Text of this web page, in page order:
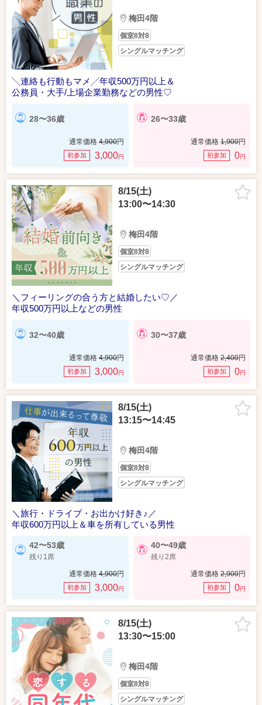
梅田4階
個室8対8
シングルマッチング
╲連絡も行動もマメ╱年収500万円以上＆
公務員・大手/上場企業勤務などの男性♡
28〜36歳
通常価格 4,900円
初参加 3,000円
26〜33歳
通常価格 1,900円
初参加 0円
8/15(土)
13:00〜14:30
梅田4階
個室8対8
シングルマッチング
＼フィーリングの合う方と結婚したい♡／
年収500万円以上などの男性
32〜40歳
通常価格 4,900円
初参加 3,000円
30〜37歳
通常価格 2,400円
初参加 0円
8/15(土)
13:15〜14:45
梅田4階
個室8対8
シングルマッチング
＼旅行・ドライブ・お出かけ好き♪／
年収600万円以上＆車を所有している男性
42〜53歳
残り1席
通常価格 4,900円
初参加 3,000円
40〜49歳
残り2席
通常価格 2,900円
初参加 0円
8/15(土)
13:30〜15:00
梅田4階
個室8対8
シングルマッチング